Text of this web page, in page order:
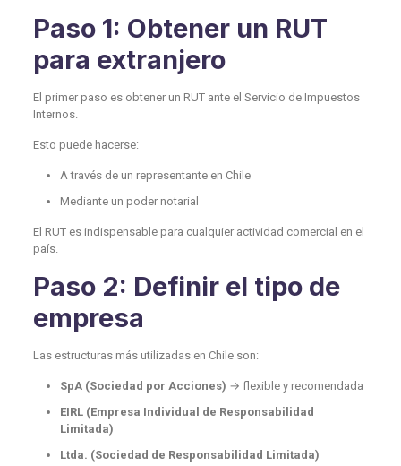
Paso 1: Obtener un RUT
para extranjero
El primer paso es obtener un RUT ante el Servicio de Impuestos
Internos.
Esto puede hacerse:
A través de un representante en Chile
Mediante un poder notarial
El RUT es indispensable para cualquier actividad comercial en el
país.
Paso 2: Definir el tipo de
empresa
Las estructuras más utilizadas en Chile son:
SpA (Sociedad por Acciones) → flexible y recomendada
EIRL (Empresa Individual de Responsabilidad
Limitada)
Ltda. (Sociedad de Responsabilidad Limitada)